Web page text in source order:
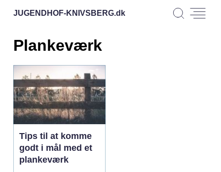
JUGENDHOF-KNIVSBERG.dk
Plankeværk
Tips til at komme
godt i mål med et
plankeværk